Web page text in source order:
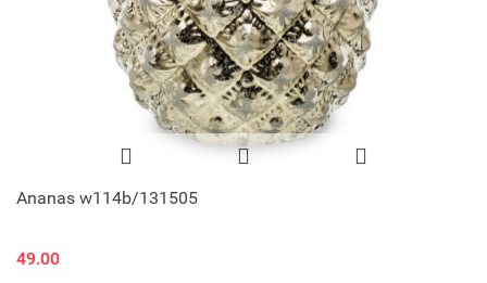
Ananas w114b/131505
49.00